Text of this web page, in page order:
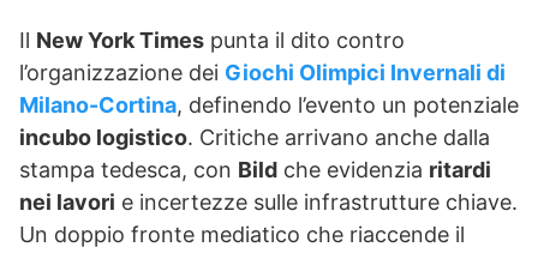
Il New York Times punta il dito contro
l’organizzazione dei Giochi Olimpici Invernali di
Milano-Cortina, definendo l’evento un potenziale
incubo logistico. Critiche arrivano anche dalla
stampa tedesca, con Bild che evidenzia ritardi
nei lavori e incertezze sulle infrastrutture chiave.
Un doppio fronte mediatico che riaccende il